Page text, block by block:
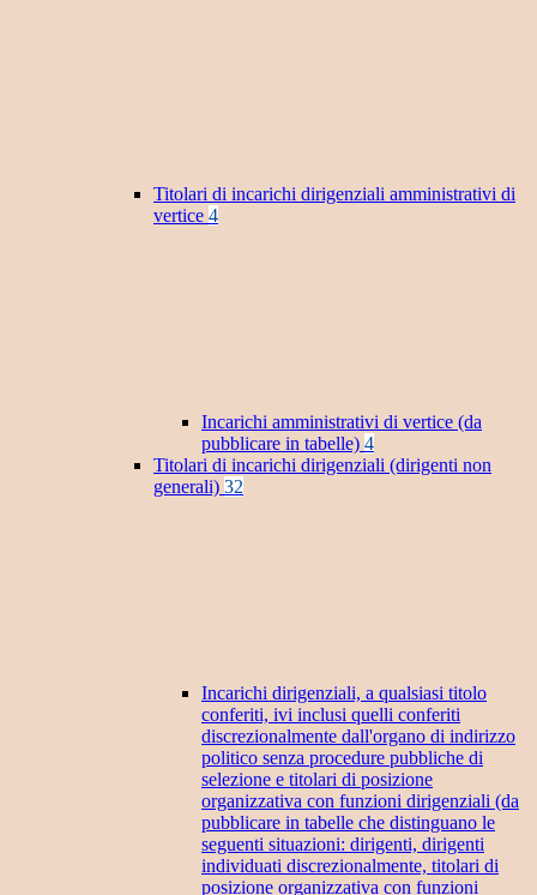
Titolari di incarichi dirigenziali amministrativi di
vertice 4
Incarichi amministrativi di vertice (da
pubblicare in tabelle) 4
Titolari di incarichi dirigenziali (dirigenti non
generali) 32
Incarichi dirigenziali, a qualsiasi titolo
conferiti, ivi inclusi quelli conferiti
discrezionalmente dall'organo di indirizzo
politico senza procedure pubbliche di
selezione e titolari di posizione
organizzativa con funzioni dirigenziali (da
pubblicare in tabelle che distinguano le
seguenti situazioni: dirigenti, dirigenti
individuati discrezionalmente, titolari di
posizione organizzativa con funzioni